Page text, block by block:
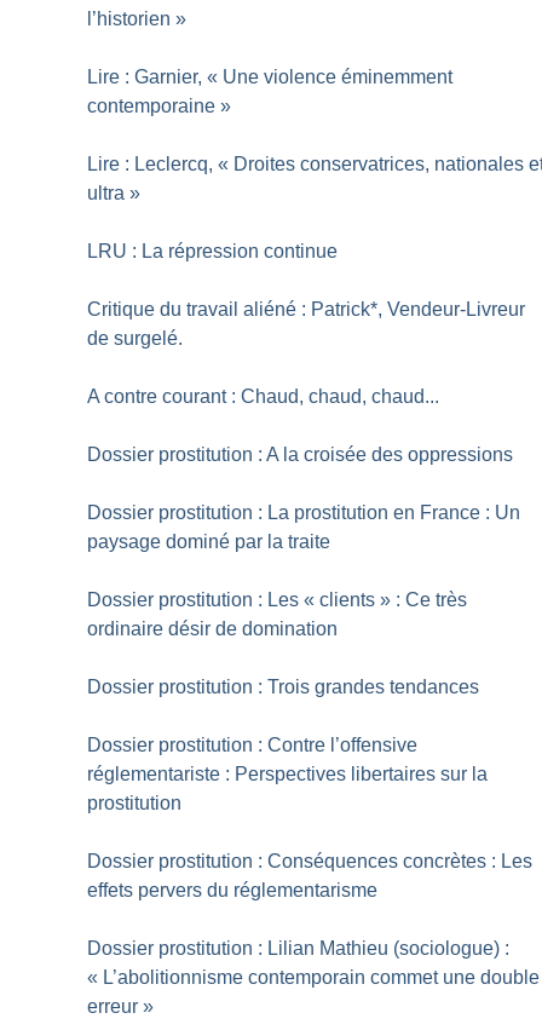
l’historien »
Lire : Garnier, « Une violence éminemment
contemporaine »
Lire : Leclercq, « Droites conservatrices, nationales
ultra »
LRU : La répression continue
Critique du travail aliéné : Patrick*, Vendeur-Livreur
de surgelé.
A contre courant : Chaud, chaud, chaud...
Dossier prostitution : A la croisée des oppressions
Dossier prostitution : La prostitution en France : Un
paysage dominé par la traite
Dossier prostitution : Les « clients » : Ce très
ordinaire désir de domination
Dossier prostitution : Trois grandes tendances
Dossier prostitution : Contre l’offensive
réglementariste : Perspectives libertaires sur la
prostitution
Dossier prostitution : Conséquences concrètes : Les
effets pervers du réglementarisme
Dossier prostitution : Lilian Mathieu (sociologue) :
« L’abolitionnisme contemporain commet une double
erreur »